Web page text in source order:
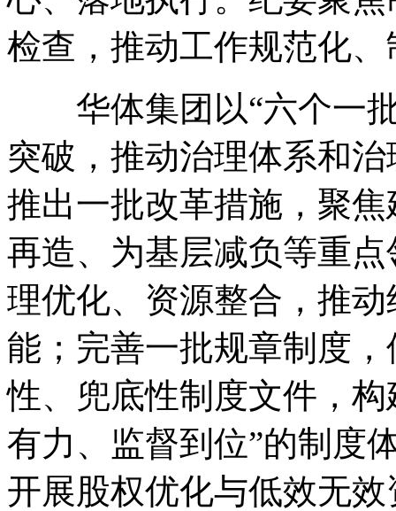
检查，推动工作规范化
华体集团以“六个一批
突破，推动治理体系和
推出一批改革措施，聚
再造、为基层减负等重
理优化、资源整合，推
能；完善一批规章制度
性、兜底性制度文件，
有力、监督到位”的制度
开展股权优化与低效无